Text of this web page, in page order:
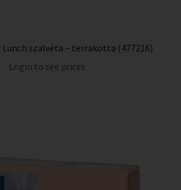
Lunch szalvéta – terrakotta (477216)
Login to see prices